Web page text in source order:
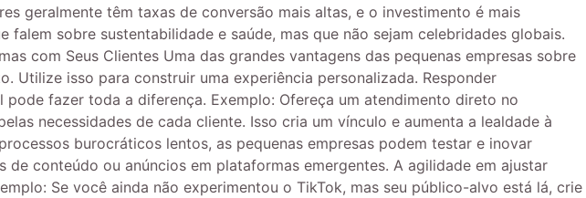
geralmente têm taxas de conversão mais altas, e o investimento é mais
sobre sustentabilidade e saúde, mas que não sejam celebridades globais.
com Seus Clientes Uma das grandes vantagens das pequenas empresas sobre
Utilize isso para construir uma experiência personalizada. Responder
fazer toda a diferença. Exemplo: Ofereça um atendimento direto no
necessidades de cada cliente. Isso cria um vínculo e aumenta a lealdade à
burocráticos lentos, as pequenas empresas podem testar e inovar
conteúdo ou anúncios em plataformas emergentes. A agilidade em ajustar
Se você ainda não experimentou o TikTok, mas seu público-alvo está lá, crie